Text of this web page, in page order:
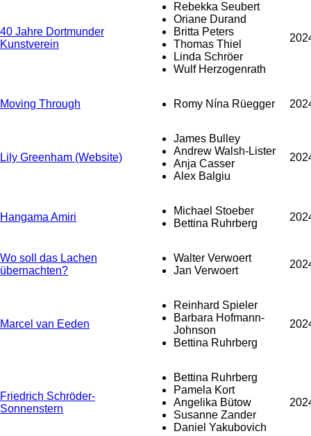
40 Jahre Dortmunder
Kunstverein
Rebekka Seubert
Oriane Durand
Britta Peters
Thomas Thiel
Linda Schröer
Wulf Herzogenrath
Moving Through Romy Nína Rüegger
Lily Greenham (Website)
James Bulley
Andrew Walsh-Lister
Anja Casser
Alex Balgiu
Hangama Amiri
Michael Stoeber
Bettina Ruhrberg
Wo soll das Lachen
übernachten?
Walter Verwoert
Jan Verwoert
Marcel van Eeden
Reinhard Spieler
Barbara Hofmann-
Johnson
Bettina Ruhrberg
Friedrich Schröder-
Sonnenstern
Bettina Ruhrberg
Pamela Kort
Angelika Bütow
Susanne Zander
Daniel Yakubovich